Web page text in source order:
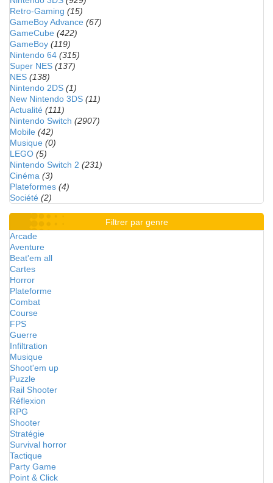
Retro-Gaming (15)
GameBoy Advance (67)
GameCube (422)
GameBoy (119)
Nintendo 64 (315)
Super NES (137)
NES (138)
Nintendo 2DS (1)
New Nintendo 3DS (11)
Actualité (111)
Nintendo Switch (2907)
Mobile (42)
Musique (0)
LEGO (5)
Nintendo Switch 2 (231)
Cinéma (3)
Plateformes (4)
Société (2)
Filtrer par genre
Arcade
Aventure
Beat'em all
Cartes
Horror
Plateforme
Combat
Course
FPS
Guerre
Infiltration
Musique
Shoot'em up
Puzzle
Rail Shooter
Réflexion
RPG
Shooter
Stratégie
Survival horror
Tactique
Party Game
Point & Click